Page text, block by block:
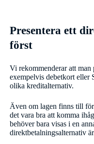
Presentera ett
först
Vi rekommenderar att man
exempelvis debetkort eller
olika kreditalternativ.
Även om lagen finns till
det vara bra att komma
behöver bara visas i en
direktbetalningsalternativ